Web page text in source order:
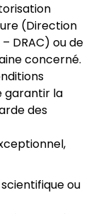
(Direction
DRAC) ou de
concerné.
garantir la
des
ou